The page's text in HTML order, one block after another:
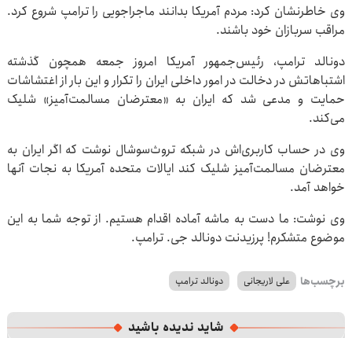
وی خاطرنشان کرد: مردم آمریکا بدانند ماجراجویی را ترامپ شروع کرد.
مراقب سربازان خود باشند.
دونالد ترامپ، رئیس‌جمهور آمریکا امروز جمعه همچون گذشته
اشتباهاتش در دخالت در امور داخلی ایران را تکرار و این بار از اغتشاشات
حمایت و مدعی شد که ایران به «معترضان مسالمت‌آمیز» شلیک
می‌کند.
وی در حساب کاربری‌اش در شبکه تروث‌سوشال نوشت که اگر ایران به
معترضان مسالمت‌آمیز شلیک کند ایالات متحده آمریکا به نجات آنها
خواهد آمد.
وی نوشت: ما دست به ماشه آماده اقدام هستیم. از توجه شما به این
موضوع متشکرم! پرزیدنت دونالد جی. ترامپ.
برچسب‌ها علی لاریجانی دونالد ترامپ
شاید ندیده باشید